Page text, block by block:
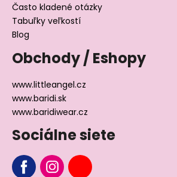
Často kladené otázky
Tabuľky veľkostí
Blog
Obchody / Eshopy
www.littleangel.cz
www.baridi.sk
www.baridiwear.cz
Sociálne siete